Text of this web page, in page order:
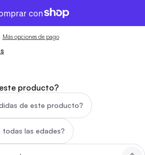
Más opciones de pago
producto?
de este producto?
todas las edades?